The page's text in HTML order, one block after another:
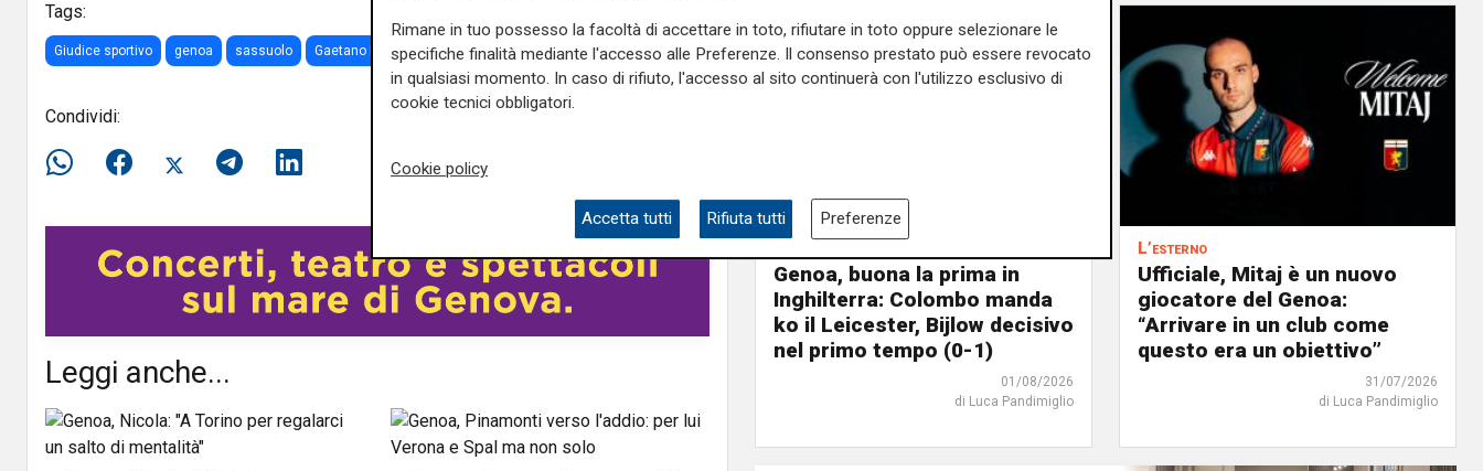
Tags:
Giudice sportivo genoa sassuolo Gaetano Berardi gradinata nord tifosi
Condividi:
Leggi anche...
Genoa, buona la prima in
Inghilterra: Colombo manda
ko il Leicester, Bijlow decisivo
nel primo tempo (0-1)
01/08/2026
di Luca Pandimiglio
L’esterno
Ufficiale, Mitaj è un nuovo
giocatore del Genoa:
“Arrivare in un club come
questo era un obiettivo”
31/07/2026
di Luca Pandimiglio
Rimane in tuo possesso la facoltà di accettare in toto, rifiutare in toto oppure selezionare le
specifiche finalità mediante l'accesso alle Preferenze. Il consenso prestato può essere revocato
in qualsiasi momento. In caso di rifiuto, l'accesso al sito continuerà con l'utilizzo esclusivo di
cookie tecnici obbligatori.
Cookie policy
Accetta tutti Rifiuta tutti Preferenze